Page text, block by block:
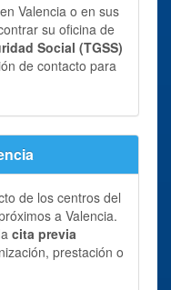
en Valencia o en sus
su oficina de
Social (TGSS)
de contacto para
de los centros del
a Valencia.
cita previa
prestación o